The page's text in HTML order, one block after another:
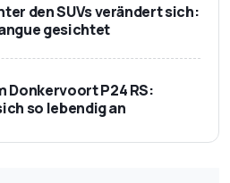
den SUVs verändert sich:
gesichtet
Donkervoort P24 RS:
so lebendig an